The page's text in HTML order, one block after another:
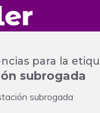
para la
subrogada
subrogada